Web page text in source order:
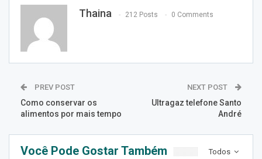
Thaina 212 Posts 0 Comments
PREV POST
Como conservar os
alimentos por mais tempo
NEXT POST
Ultragaz telefone Santo
André
Todos
Você Pode Gostar Também